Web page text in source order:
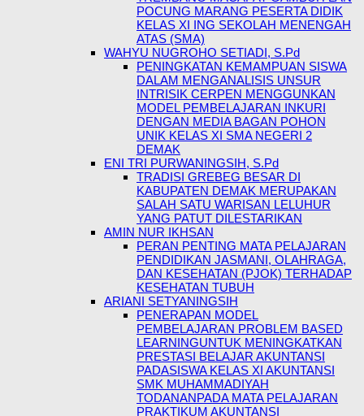
POCUNG MARANG PESERTA DIDIK
KELAS XI ING SEKOLAH MENENGAH
ATAS (SMA)
WAHYU NUGROHO SETIADI, S.Pd
PENINGKATAN KEMAMPUAN SISWA
DALAM MENGANALISIS UNSUR
INTRISIK CERPEN MENGGUNKAN
MODEL PEMBELAJARAN INKURI
DENGAN MEDIA BAGAN POHON
UNIK KELAS XI SMA NEGERI 2
DEMAK
ENI TRI PURWANINGSIH, S.Pd
TRADISI GREBEG BESAR DI
KABUPATEN DEMAK MERUPAKAN
SALAH SATU WARISAN LELUHUR
YANG PATUT DILESTARIKAN
AMIN NUR IKHSAN
PERAN PENTING MATA PELAJARAN
PENDIDIKAN JASMANI, OLAHRAGA,
DAN KESEHATAN (PJOK) TERHADAP
KESEHATAN TUBUH
ARIANI SETYANINGSIH
PENERAPAN MODEL
PEMBELAJARAN PROBLEM BASED
LEARNINGUNTUK MENINGKATKAN
PRESTASI BELAJAR AKUNTANSI
PADASISWA KELAS XI AKUNTANSI
SMK MUHAMMADIYAH
TODANANPADA MATA PELAJARAN
PRAKTIKUM AKUNTANSI